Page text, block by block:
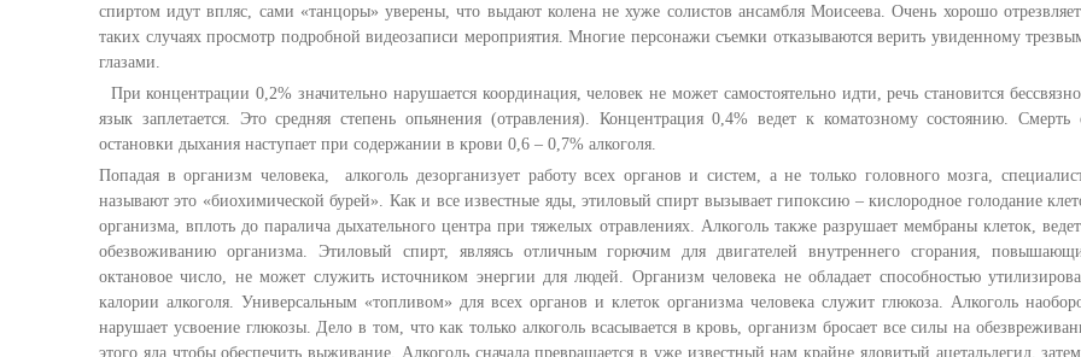
спиртом идут впляс, сами «танцоры» уверены, что выдают колена не хуже солистов ансамбля Моисеева. Очень хорошо
таких случаях просмотр подробной видеозаписи мероприятия. Многие персонажи съемки отказываются верить увиденному
глазами.
При концентрации 0,2% значительно нарушается координация, человек не может самостоятельно идти, речь становится
язык заплетается. Это средняя степень опьянения (отравления). Концентрация 0,4% ведет к коматозному состоянию. Смерть
остановки дыхания наступает при содержании в крови 0,6 – 0,7% алкоголя.
Попадая в организм человека, алкоголь дезорганизует работу всех органов и систем, а не только головного мозга,
называют это «биохимической бурей». Как и все известные яды, этиловый спирт вызывает гипоксию – кислородное голодание
организма, вплоть до паралича дыхательного центра при тяжелых отравлениях. Алкоголь также разрушает мембраны клеток,
обезвоживанию организма. Этиловый спирт, являясь отличным горючим для двигателей внутреннего сгорания,
октановое число, не может служить источником энергии для людей. Организм человека не обладает способностью
калории алкоголя. Универсальным «топливом» для всех органов и клеток организма человека служит глюкоза. Алкоголь
нарушает усвоение глюкозы. Дело в том, что как только алкоголь всасывается в кровь, организм бросает все силы на
этого яда чтобы обеспечить выживание. Алкоголь сначала превращается в уже известный нам крайне ядовитый ацетальдегид,